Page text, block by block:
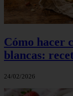
Cómo hacer
blancas:
24/02/2026